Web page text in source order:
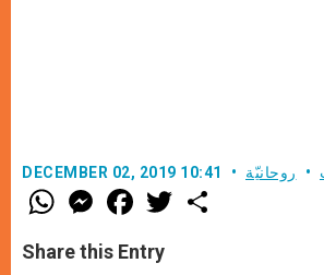
DECEMBER 02, 2019 10:41 روحانيّة
W
h
t
s
M
e
s
e
F
a
e
b
w
Share this Entry